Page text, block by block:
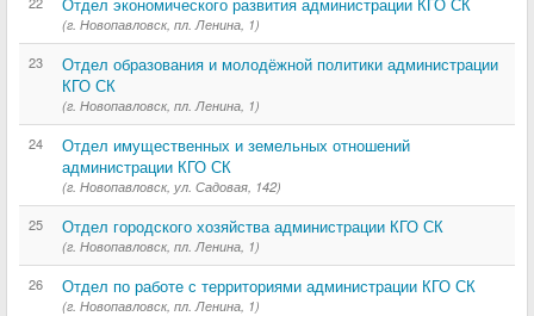
(г. Новопавловск, пл. Ленина, 1)
23
Отдел образования и молодёжной политики администрации
КГО СК
(г. Новопавловск, пл. Ленина, 1)
24
Отдел имущественных и земельных отношений
администрации КГО СК
(г. Новопавловск, ул. Садовая, 142)
25 Отдел городского хозяйства администрации КГО СК
(г. Новопавловск, пл. Ленина, 1)
26 Отдел по работе с территориями администрации КГО СК
(г. Новопавловск, пл. Ленина, 1)